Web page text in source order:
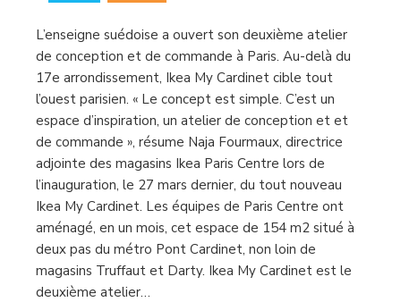
L’enseigne suédoise a ouvert son deuxième atelier
de conception et de commande à Paris. Au-delà du
17e arrondissement, Ikea My Cardinet cible tout
l’ouest parisien. « Le concept est simple. C’est un
espace d’inspiration, un atelier de conception et et
de commande », résume Naja Fourmaux, directrice
adjointe des magasins Ikea Paris Centre lors de
l’inauguration, le 27 mars dernier, du tout nouveau
Ikea My Cardinet. Les équipes de Paris Centre ont
aménagé, en un mois, cet espace de 154 m2 situé à
deux pas du métro Pont Cardinet, non loin de
magasins Truffaut et Darty. Ikea My Cardinet est le
deuxième atelier…